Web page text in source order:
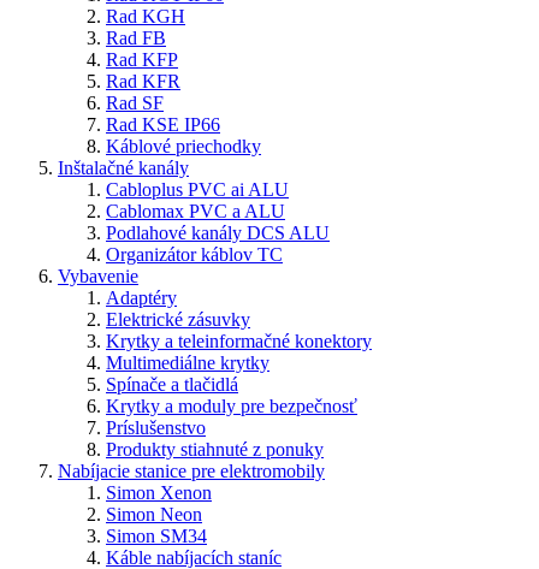
Rad KGH
Rad FB
Rad KFP
Rad KFR
Rad SF
Rad KSE IP66
Káblové priechodky
Inštalačné kanály
Cabloplus PVC ai ALU
Cablomax PVC a ALU
Podlahové kanály DCS ALU
Organizátor káblov TC
Vybavenie
Adaptéry
Elektrické zásuvky
Krytky a teleinformačné konektory
Multimediálne krytky
Spínače a tlačidlá
Krytky a moduly pre bezpečnosť
Príslušenstvo
Produkty stiahnuté z ponuky
Nabíjacie stanice pre elektromobily
Simon Xenon
Simon Neon
Simon SM34
Káble nabíjacích staníc